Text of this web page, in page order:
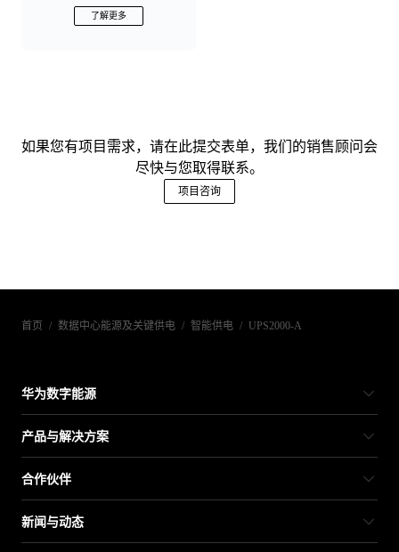
了解更多
如果您有项目需求，请在此提交表单，我们的销售顾问会
尽快与您取得联系。
项目咨询
首页 / 数据中心能源及关键供电 / 智能供电 / UPS2000-A
华为数字能源
产品与解决方案
合作伙伴
新闻与动态